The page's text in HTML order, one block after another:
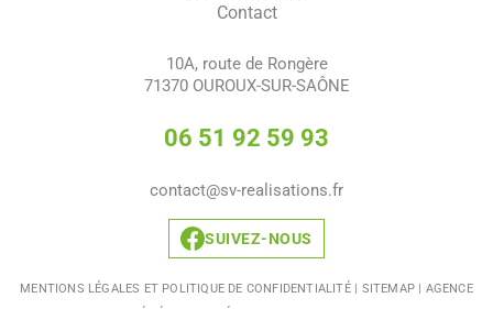
Contact
10A, route de Rongère
71370 OUROUX-SUR-SAÔNE
06 51 92 59 93
contact@sv-realisations.fr
SUIVEZ-NOUS
MENTIONS LÉGALES ET POLITIQUE DE CONFIDENTIALITÉ| SITEMAP| AGENCE